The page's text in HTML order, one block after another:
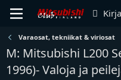
Varaosat, tekniikat & viriosat
M: Mitsubishi L200
1996)- Valoja ja